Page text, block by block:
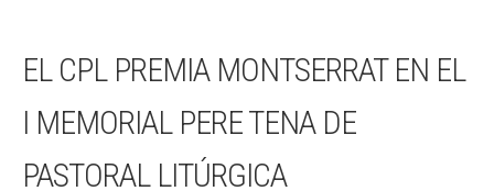
el
FORMES
SOBRE NOSALTRES
ACTUALITAT
EL CPL PREMIA MONTSERRAT EN EL
I MEMORIAL PERE TENA DE
PASTORAL LITÚRGICA